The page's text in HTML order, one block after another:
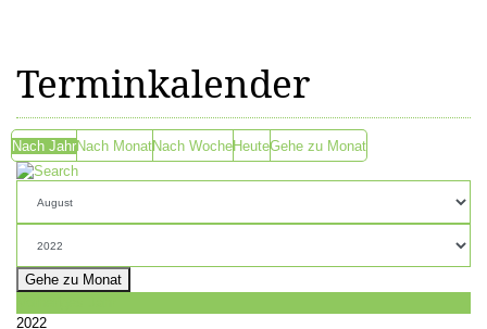
Terminkalender
Nach JahrNach MonatNach WocheHeuteGehe zu Monat
Gehe zu Monat
2022